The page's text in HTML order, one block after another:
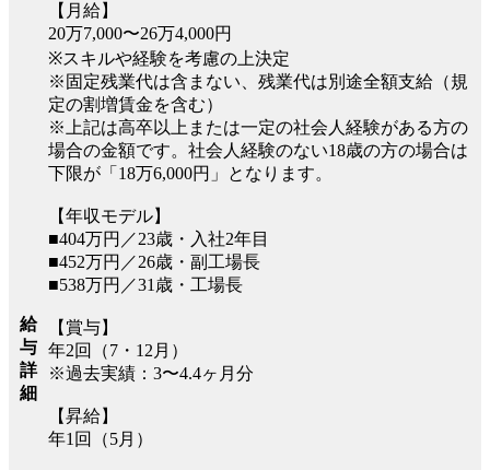
給
与
詳
細
【月給】
20万7,000〜26万4,000円
※スキルや経験を考慮の上決定
※固定残業代は含まない、残業代は別途全額支給（規
定の割増賃金を含む）
※上記は高卒以上または一定の社会人経験がある方の
場合の金額です。社会人経験のない18歳の方の場合は
下限が「18万6,000円」となります。
【年収モデル】
■404万円／23歳・入社2年目
■452万円／26歳・副工場長
■538万円／31歳・工場長
【賞与】
年2回（7・12月）
※過去実績：3〜4.4ヶ月分
【昇給】
年1回（5月）